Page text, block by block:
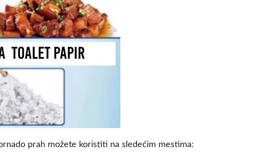
prah možete koristiti na sledećim mestima: